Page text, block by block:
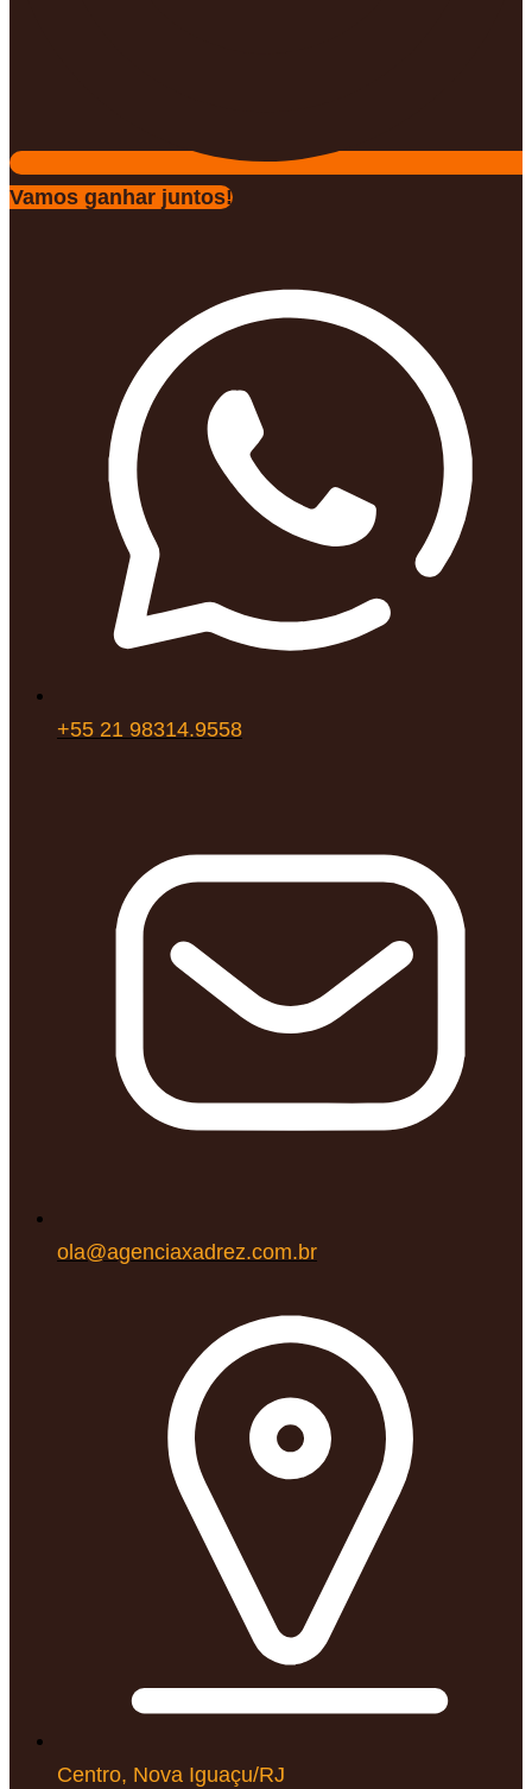
Vamos ganhar juntos!
+55 21 98314.9558
ola@agenciaxadrez.com.br
Centro, Nova Iguaçu/RJ